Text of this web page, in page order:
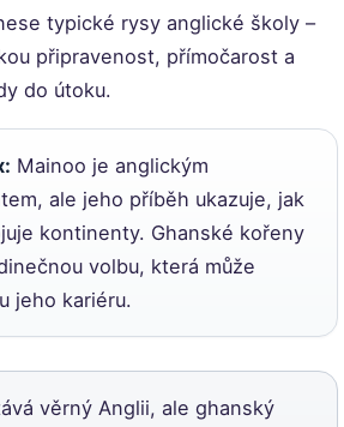
typické rysy anglické školy –
připravenost, přímočarost a
do útoku.
Mainoo je anglickým
ale jeho příběh ukazuje, jak
kontinenty. Ghanské kořeny
volbu, která může
jeho kariéru.
věrný Anglii, ale ghanský